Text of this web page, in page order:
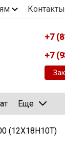
Контакты
+7
+7
Еще
(12Х18Н10Т)